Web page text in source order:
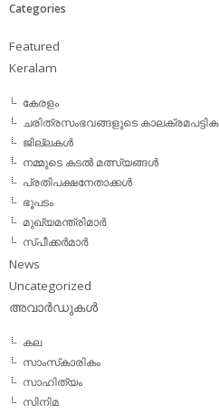
Categories
Featured
Keralam
കേരളം
ചരിത്രസംഭവങ്ങളുടെ കാലക്രമപട്ടിക
ജില്ലകള്‍
നമ്മുടെ കടല്‍ മത്സ്യങ്ങള്‍
പ്രതിപക്ഷനേതാക്കള്‍
ഭൂപടം
മുഖ്യമന്ത്രിമാര്‍
സ്പീക്കര്‍മാര്‍
News
Uncategorized
അവാര്‍ഡുകള്‍
കല
സാംസ്‌കാരികം
സാഹിത്യം
സിനിമ